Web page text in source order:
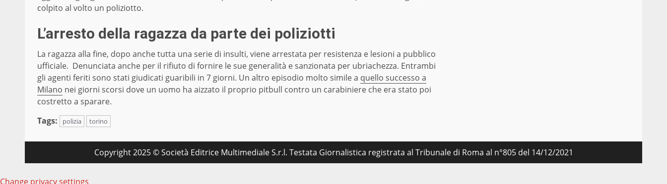
colpito al volto un poliziotto.
L’arresto della ragazza da parte dei poliziotti
La ragazza alla fine, dopo anche tutta una serie di insulti, viene arrestata per resistenza e lesioni a pubblico
ufficiale. Denunciata anche per il rifiuto di fornire le sue generalità e sanzionata per ubriachezza. Entrambi
gli agenti feriti sono stati giudicati guaribili in 7 giorni. Un altro episodio molto simile a quello successo a
Milano nei giorni scorsi dove un uomo ha aizzato il proprio pitbull contro un carabiniere che era stato poi
costretto a sparare.
Tags:
polizia torino
Copyright 2025 © Società Editrice Multimediale S.r.l. Testata Giornalistica registrata al Tribunale di Roma al n°805 del 14/12/2021
Change privacy settings